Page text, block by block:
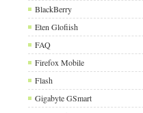
BlackBerry
Eten Glofiish
FAQ
Firefox Mobile
Flash
Gigabyte GSmart